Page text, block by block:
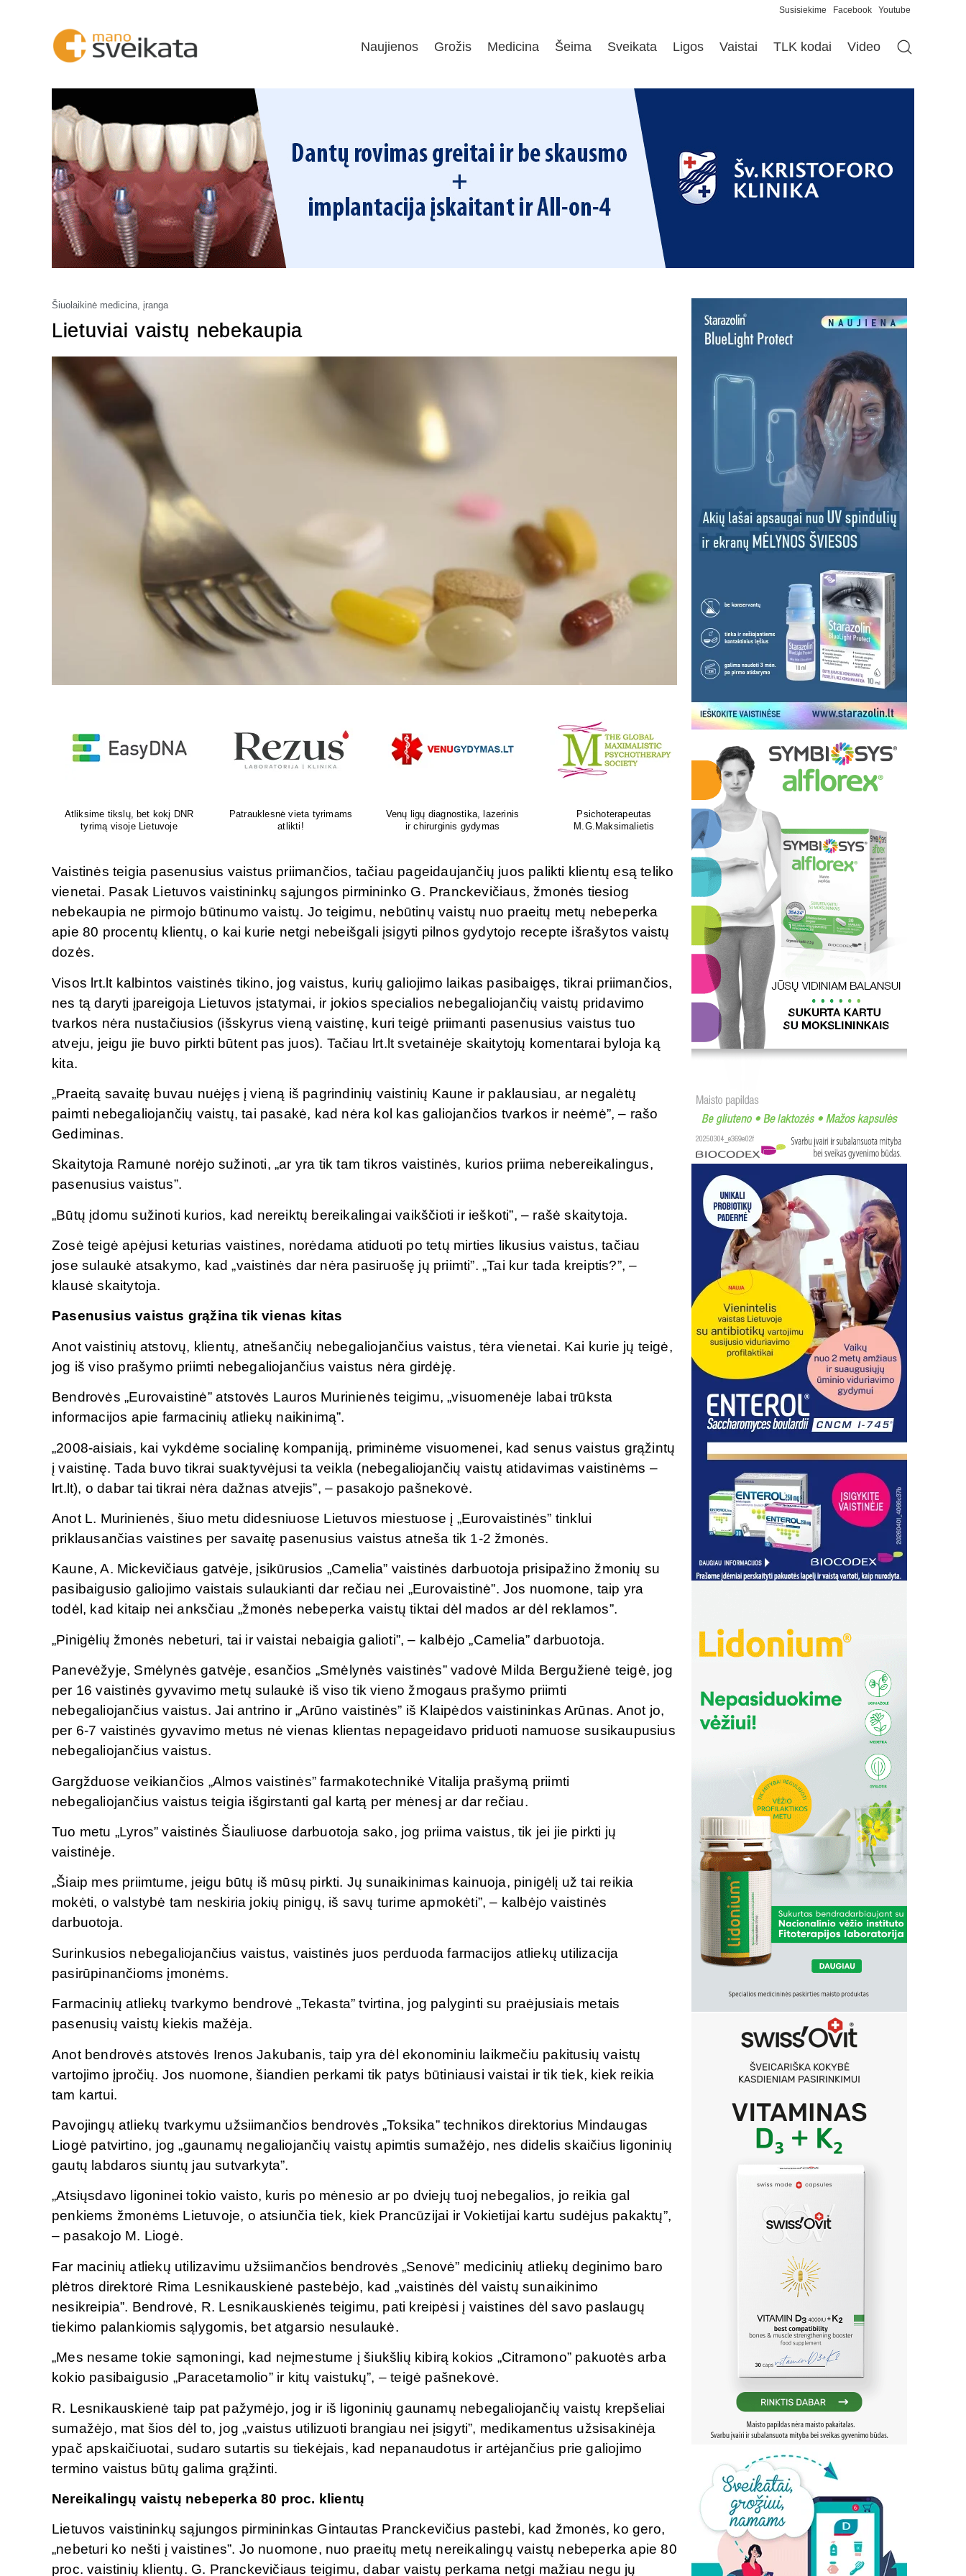
Susisiekime Facebook Youtube
Naujienos Grožis Medicina Šeima Sveikata Ligos Vaistai TLK kodai Video
Šiuolaikinė medicina, įranga
Lietuviai vaistų nebekaupia
Venų ligų diagnostika, lazerinis
ir chirurginis gydymas
Psichoterapeutas
M.G.Maksimalietis
Ortopedijos priemonių gamyba ir
individualus pritaikymas
Atliksime tikslų, bet kokį DNR
tyrimą visoje Lietuvoje
Patrauklesnė vieta tyrimams
atlikti!
Vaistinės teigia pasenusius vaistus priimančios, tačiau pageidaujančių juos palikti klientų esą teliko
vienetai. Pasak Lietuvos vaistininkų sąjungos pirmininko G. Pranckevičiaus, žmonės tiesiog
nebekaupia ne pirmojo būtinumo vaistų. Jo teigimu, nebūtinų vaistų nuo praeitų metų nebeperka
apie 80 procentų klientų, o kai kurie netgi nebeišgali įsigyti pilnos gydytojo recepte išrašytos vaistų
dozės.
Visos lrt.lt kalbintos vaistinės tikino, jog vaistus, kurių galiojimo laikas pasibaigęs, tikrai priimančios,
nes tą daryti įpareigoja Lietuvos įstatymai, ir jokios specialios nebegaliojančių vaistų pridavimo
tvarkos nėra nustačiusios (išskyrus vieną vaistinę, kuri teigė priimanti pasenusius vaistus tuo
atveju, jeigu jie buvo pirkti būtent pas juos). Tačiau lrt.lt svetainėje skaitytojų komentarai byloja ką
kita.
„Praeitą savaitę buvau nuėjęs į vieną iš pagrindinių vaistinių Kaune ir paklausiau, ar negalėtų
paimti nebegaliojančių vaistų, tai pasakė, kad nėra kol kas galiojančios tvarkos ir neėmė”, – rašo
Gediminas.
Skaitytoja Ramunė norėjo sužinoti, „ar yra tik tam tikros vaistinės, kurios priima nebereikalingus,
pasenusius vaistus”.
„Būtų įdomu sužinoti kurios, kad nereiktų bereikalingai vaikščioti ir ieškoti”, – rašė skaitytoja.
Zosė teigė apėjusi keturias vaistines, norėdama atiduoti po tetų mirties likusius vaistus, tačiau
jose sulaukė atsakymo, kad „vaistinės dar nėra pasiruošę jų priimti”. „Tai kur tada kreiptis?”, –
klausė skaitytoja.
Pasenusius vaistus grąžina tik vienas kitas
Anot vaistinių atstovų, klientų, atnešančių nebegaliojančius vaistus, tėra vienetai. Kai kurie jų teigė,
jog iš viso prašymo priimti nebegaliojančius vaistus nėra girdėję.
Bendrovės „Eurovaistinė” atstovės Lauros Murinienės teigimu, „visuomenėje labai trūksta
informacijos apie farmacinių atliekų naikinimą”.
„2008-aisiais, kai vykdėme socialinę kompaniją, priminėme visuomenei, kad senus vaistus grąžintų
į vaistinę. Tada buvo tikrai suaktyvėjusi ta veikla (nebegaliojančių vaistų atidavimas vaistinėms –
lrt.lt), o dabar tai tikrai nėra dažnas atvejis”, – pasakojo pašnekovė.
Anot L. Murinienės, šiuo metu didesniuose Lietuvos miestuose į „Eurovaistinės” tinklui
priklausančias vaistines per savaitę pasenusius vaistus atneša tik 1-2 žmonės.
Kaune, A. Mickevičiaus gatvėje, įsikūrusios „Camelia” vaistinės darbuotoja prisipažino žmonių su
pasibaigusio galiojimo vaistais sulaukianti dar rečiau nei „Eurovaistinė”. Jos nuomone, taip yra
todėl, kad kitaip nei anksčiau „žmonės nebeperka vaistų tiktai dėl mados ar dėl reklamos”.
„Pinigėlių žmonės nebeturi, tai ir vaistai nebaigia galioti”, – kalbėjo „Camelia” darbuotoja.
Panevėžyje, Smėlynės gatvėje, esančios „Smėlynės vaistinės” vadovė Milda Bergužienė teigė, jog
per 16 vaistinės gyvavimo metų sulaukė iš viso tik vieno žmogaus prašymo priimti
nebegaliojančius vaistus. Jai antrino ir „Arūno vaistinės” iš Klaipėdos vaistininkas Arūnas. Anot jo,
per 6-7 vaistinės gyvavimo metus nė vienas klientas nepageidavo priduoti namuose susikaupusius
nebegaliojančius vaistus.
Gargžduose veikiančios „Almos vaistinės” farmakotechnikė Vitalija prašymą priimti
nebegaliojančius vaistus teigia išgirstanti gal kartą per mėnesį ar dar rečiau.
Tuo metu „Lyros” vaistinės Šiauliuose darbuotoja sako, jog priima vaistus, tik jei jie pirkti jų
vaistinėje.
„Šiaip mes priimtume, jeigu būtų iš mūsų pirkti. Jų sunaikinimas kainuoja, pinigėlį už tai reikia
mokėti, o valstybė tam neskiria jokių pinigų, iš savų turime apmokėti”, – kalbėjo vaistinės
darbuotoja.
Surinkusios nebegaliojančius vaistus, vaistinės juos perduoda farmacijos atliekų utilizacija
pasirūpinančioms įmonėms.
Farmacinių atliekų tvarkymo bendrovė „Tekasta” tvirtina, jog palyginti su praėjusiais metais
pasenusių vaistų kiekis mažėja.
Anot bendrovės atstovės Irenos Jakubanis, taip yra dėl ekonominiu laikmečiu pakitusių vaistų
vartojimo įpročių. Jos nuomone, šiandien perkami tik patys būtiniausi vaistai ir tik tiek, kiek reikia
tam kartui.
Pavojingų atliekų tvarkymu užsiimančios bendrovės „Toksika” technikos direktorius Mindaugas
Liogė patvirtino, jog „gaunamų negaliojančių vaistų apimtis sumažėjo, nes didelis skaičius ligoninių
gautų labdaros siuntų jau sutvarkyta”.
„Atsiųsdavo ligoninei tokio vaisto, kuris po mėnesio ar po dviejų tuoj nebegalios, jo reikia gal
penkiems žmonėms Lietuvoje, o atsiunčia tiek, kiek Prancūzijai ir Vokietijai kartu sudėjus pakaktų”,
– pasakojo M. Liogė.
Far macinių atliekų utilizavimu užsiimančios bendrovės „Senovė” medicinių atliekų deginimo baro
plėtros direktorė Rima Lesnikauskienė pastebėjo, kad „vaistinės dėl vaistų sunaikinimo
nesikreipia”. Bendrovė, R. Lesnikauskienės teigimu, pati kreipėsi į vaistines dėl savo paslaugų
tiekimo palankiomis sąlygomis, bet atgarsio nesulaukė.
„Mes nesame tokie sąmoningi, kad neįmestume į šiukšlių kibirą kokios „Citramono” pakuotės arba
kokio pasibaigusio „Paracetamolio” ir kitų vaistukų”, – teigė pašnekovė.
R. Lesnikauskienė taip pat pažymėjo, jog ir iš ligoninių gaunamų nebegaliojančių vaistų krepšeliai
sumažėjo, mat šios dėl to, jog „vaistus utilizuoti brangiau nei įsigyti”, medikamentus užsisakinėja
ypač apskaičiuotai, sudaro sutartis su tiekėjais, kad nepanaudotus ir artėjančius prie galiojimo
termino vaistus būtų galima grąžinti.
Nereikalingų vaistų nebeperka 80 proc. klientų
Lietuvos vaistininkų sąjungos pirmininkas Gintautas Pranckevičius pastebi, kad žmonės, ko gero,
„nebeturi ko nešti į vaistines”. Jo nuomone, nuo praeitų metų nereikalingų vaistų nebeperka apie 80
proc. vaistinių klientų. G. Pranckevičiaus teigimu, dabar vaistų perkama netgi mažiau negu jų